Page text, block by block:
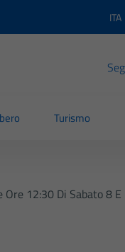
ITA
Turismo
12:30 Di Sabato 8